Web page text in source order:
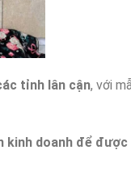
tỉnh lân cận, với
kinh doanh để